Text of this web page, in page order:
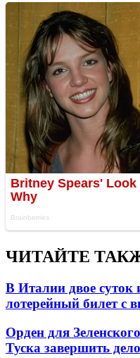
ЧИТАЙТЕ
В Италии двое
лотерейный билет с
Орден для
Туска завершить дело